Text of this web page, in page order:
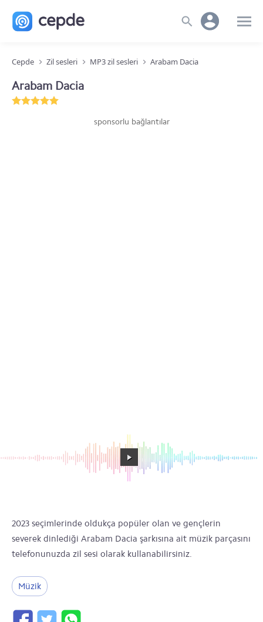
Cepde Zil sesleri MP3 zil sesleri Arabam Dacia
Arabam Dacia
sponsorlu bağlantılar
2023 seçimlerinde oldukça popüler olan ve gençlerin
severek dinlediği Arabam Dacia şarkısına ait müzik parçasını
telefonunuzda zil sesi olarak kullanabilirsiniz.
Müzik